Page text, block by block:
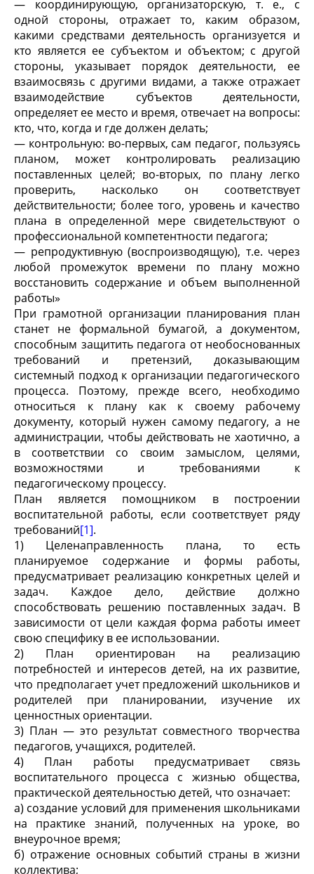
— координирующую, организаторскую, т. е., с
одной стороны, отражает то, каким образом,
какими средствами деятельность организуется и
кто является ее субъектом и объектом; с другой
стороны, указывает порядок деятельности, ее
взаимосвязь с другими видами, а также отражает
взаимодействие субъектов деятельности,
определяет ее место и время, отвечает на вопросы:
кто, что, когда и где должен делать;
— контрольную: во-первых, сам педагог, пользуясь
планом, может контролировать реализацию
поставленных целей; во-вторых, по плану легко
проверить, насколько он соответствует
действительности; более того, уровень и качество
плана в определенной мере свидетельствуют о
профессиональной компетентности педагога;
— репродуктивную (воспроизводящую), т.е. через
любой промежуток времени по плану можно
восстановить содержание и объем выполненной
работы»
При грамотной организации планирования план
станет не формальной бумагой, а документом,
способным защитить педагога от необоснованных
требований и претензий, доказывающим
системный подход к организации педагогического
процесса. Поэтому, прежде всего, необходимо
относиться к плану как к своему рабочему
документу, который нужен самому педагогу, а не
администрации, чтобы действовать не хаотично, а
в соответствии со своим замыслом, целями,
возможностями и требованиями к
педагогическому процессу.
План является помощником в построении
воспитательной работы, если соответствует ряду
требований[1].
1) Целенаправленность плана, то есть
планируемое содержание и формы работы,
предусматривает реализацию конкретных целей и
задач. Каждое дело, действие должно
способствовать решению поставленных задач. В
зависимости от цели каждая форма работы имеет
свою специфику в ее использовании.
2) План ориентирован на реализацию
потребностей и интересов детей, на их развитие,
что предполагает учет предложений школьников и
родителей при планировании, изучение их
ценностных ориентации.
3) План — это результат совместного творчества
педагогов, учащихся, родителей.
4) План работы предусматривает связь
воспитательного процесса с жизнью общества,
практической деятельностью детей, что означает:
а) создание условий для применения школьниками
на практике знаний, полученных на уроке, во
внеурочное время;
б) отражение основных событий страны в жизни
коллектива;